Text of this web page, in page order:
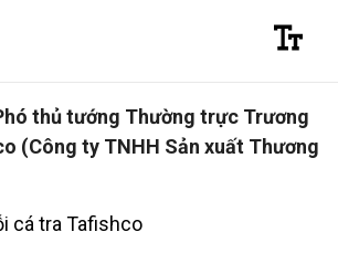
thủ tướng Thường trực Trương
(Công ty TNHH Sản xuất Thương